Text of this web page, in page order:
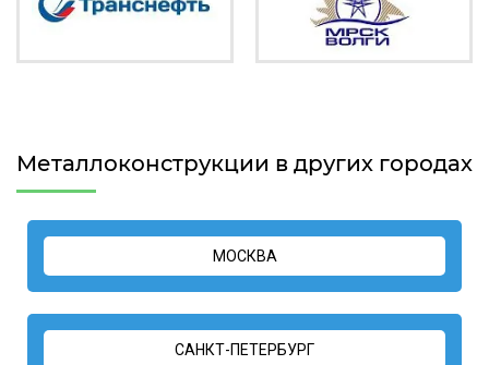
Металлоконструкции в других городах
МОСКВА
САНКТ-ПЕТЕРБУРГ